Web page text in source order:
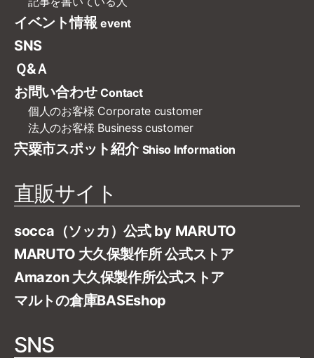
イベント情報 event
SNS
Ｑ&Ａ
お問い合わせ Contact
個人のお客様 Corporate customer
法人のお客様 Business customer
宍粟市スポット紹介 Shiso Information
直販サイト
socca（ソッカ）公式 by MARUTO
MARUTO 大久保製作所 公式ストア
Amazon 大久保製作所公式ストア
マルトの倉庫BASEshop
SNS